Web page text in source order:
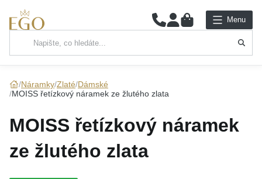
0 Menu
Hlavní kategorie
ŘETÍZKY
NÁRAMKY
Náramky Zlaté Dámské
MOISS řetízkový náramek ze žlutého zlata
MOISS řetízkový náramek
ze žlutého zlata